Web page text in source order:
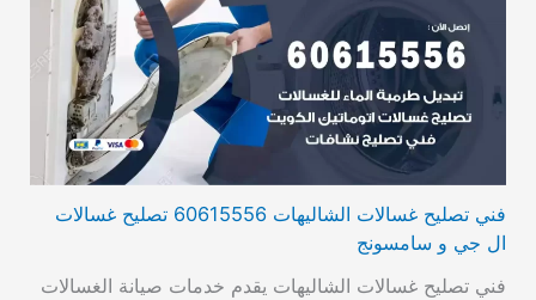
فني تصليح غسالات الشاليهات 60615556 تصليح غسالات
ال جي و سامسونج
فني تصليح غسالات الشاليهات يقدم خدمات صيانة الغسالات